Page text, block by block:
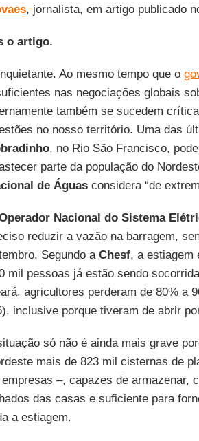
, jornalista, em artigo publicado
o artigo.
Ao mesmo tempo que o
nas negociações globais
também se sucedem
no nosso território. Uma das
, no Rio São Francisco,
parte da população do
de Águasconsidera “de
Nacional do Sistema
reduzir a vazão na barragem,
Segundo a Chesf, a estiagem
mil pessoas já estão sendo
agricultores perderam de 80% a
inclusive porque tiveram de abrir
só não é ainda mais grave
mais de 823 mil cisternas de
–, capazes de armazenar,
das casas e suficiente para
a estiagem.